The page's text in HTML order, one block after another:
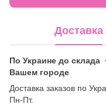
Доставка
По Украине до
Вашем городе
Доставка заказов по
Пн-Пт.